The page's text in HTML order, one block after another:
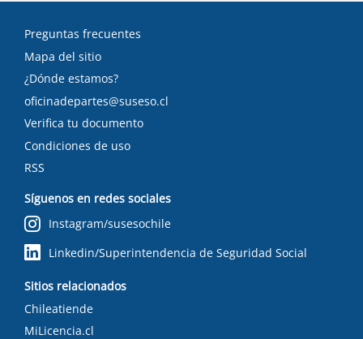
Preguntas frecuentes
Mapa del sitio
¿Dónde estamos?
oficinadepartes@suseso.cl
Verifica tu documento
Condiciones de uso
RSS
Síguenos en redes sociales
Instagram/susesochile
Linkedin/Superintendencia de Seguridad Social
Sitios relacionados
Chileatiende
MiLicencia.cl